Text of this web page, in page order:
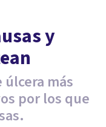
y
más
por los que